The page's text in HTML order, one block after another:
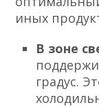
иных
В зоне
градус.